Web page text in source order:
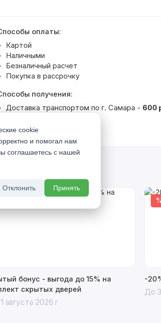
оплаты:
Картой
Наличными
Безналичный расчет
Покупка в рассрочку
получения:
Доставка транспортом по г. Самара - 600
бонус - выгода до 15% на
скрытых дверей
августа 2026 г
-
До
cookie
и помогал нам
соглашаетесь с нашей
Отклонить Принять